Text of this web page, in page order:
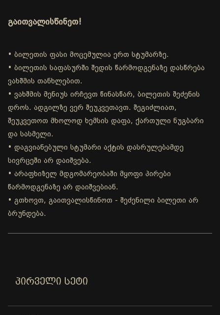
გაითვალისწინეთ!
• ბილეთის ფასი მოცემულია ერთ სტუმარზე.
• ბილეთის საფასურში შედის წარმოდგენაზე დასწრება
ვახშმის თანხლებით.
• ვახშმის მენიუს ირჩევთ წინასწარ, ბილეთის შეძენის
დროს. ადგილზე ვერ შეუკვეთავთ. შეგიძლიათ,
შეუკვეთოთ მხოლოდ ხემსის დაფა, ქართული ნუგბარი
და სასმელი.
• დაგვიანებული სტუმარი აქტის დასრულებამდე
სივრცეში არ დაიშვება.
• არაფხიზელ მდგომარეობაში მყოფი პირები
წარმოდგენაზე არ დაიშვებიან.
• გთხოვთ, გაითვალისწინოთ - შეძენილი ბილეთი არ
ბრუნდება.
ᲞᲘᲠᲕᲔᲚᲘ ᲡᲔᲢᲘ